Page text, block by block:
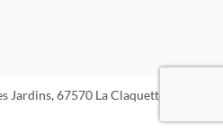
67570 La Claquette. Tous